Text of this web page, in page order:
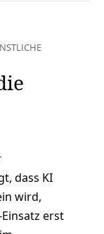
dass KI
wird,
erst